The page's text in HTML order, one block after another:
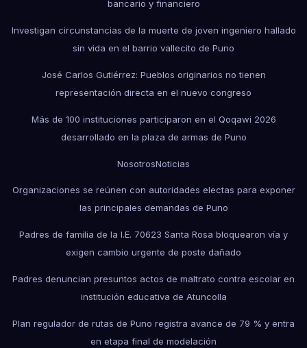
bancario y financiero
Investigan circunstancias de la muerte de joven ingeniero hallado
sin vida en el barrio vallecito de Puno
José Carlos Gutiérrez: Pueblos originarios no tienen
representación directa en el nuevo congreso
Más de 100 instituciones participaron en el Qoqawi 2026
desarrollado en la plaza de armas de Puno
NosotrosNoticias
Organizaciones se reúnen con autoridades electas para exponer
las principales demandas de Puno
Padres de familia de la I.E. 70623 Santa Rosa bloquearon vía y
exigen cambio urgente de poste dañado
Padres denuncian presuntos actos de maltrato contra escolar en
institución educativa de Atuncolla
Plan regulador de rutas de Puno registra avance de 79 % y entra
en etapa final de modelación